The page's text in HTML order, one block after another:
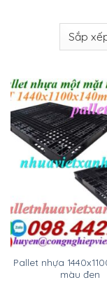
Pallet nhựa
màu đen